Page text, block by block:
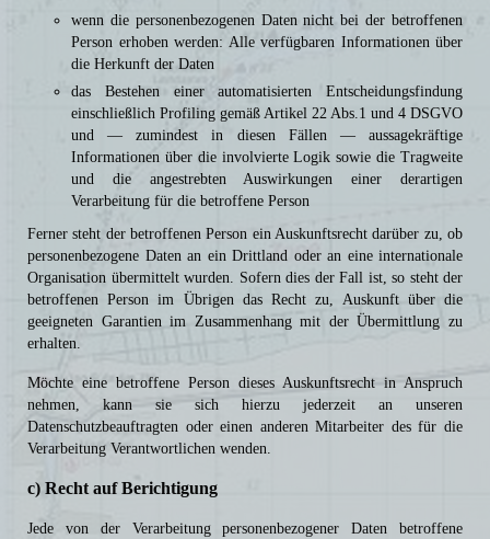
wenn die personenbezogenen Daten nicht bei der betroffenen
Person erhoben werden: Alle verfügbaren Informationen über
die Herkunft der Daten
das Bestehen einer automatisierten Entscheidungsfindung
einschließlich Profiling gemäß Artikel 22 Abs.1 und 4 DSGVO
und — zumindest in diesen Fällen — aussagekräftige
Informationen über die involvierte Logik sowie die Tragweite
und die angestrebten Auswirkungen einer derartigen
Verarbeitung für die betroffene Person
Ferner steht der betroffenen Person ein Auskunftsrecht darüber zu, ob
personenbezogene Daten an ein Drittland oder an eine internationale
Organisation übermittelt wurden. Sofern dies der Fall ist, so steht der
betroffenen Person im Übrigen das Recht zu, Auskunft über die
geeigneten Garantien im Zusammenhang mit der Übermittlung zu
erhalten.
Möchte eine betroffene Person dieses Auskunftsrecht in Anspruch
nehmen, kann sie sich hierzu jederzeit an unseren
Datenschutzbeauftragten oder einen anderen Mitarbeiter des für die
Verarbeitung Verantwortlichen wenden.
c) Recht auf Berichtigung
Jede von der Verarbeitung personenbezogener Daten betroffene